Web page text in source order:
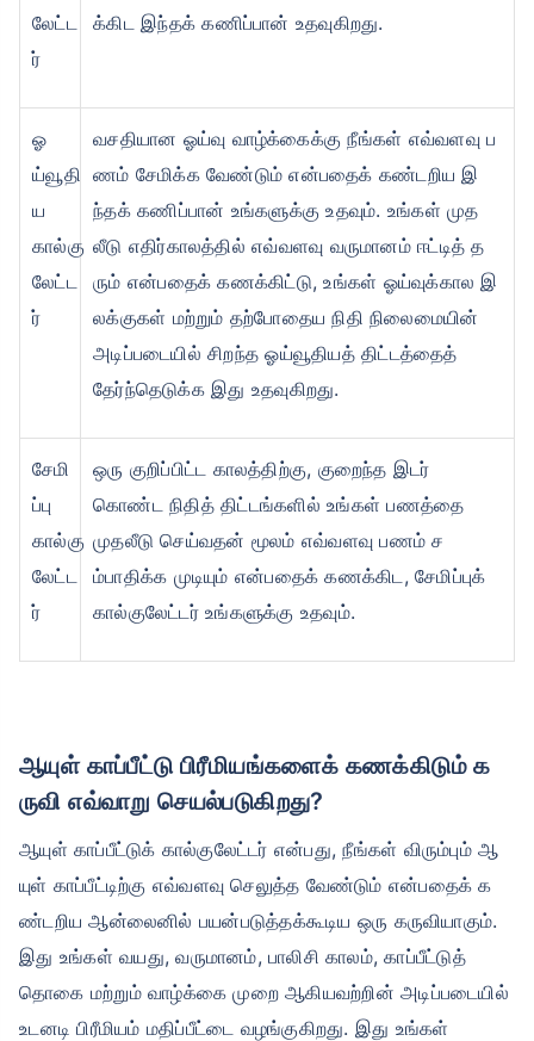
லேட்ட
ர்
க்கிட இந்தக் கணிப்பான் உதவுகிறது.
ஓ
ய்வூதி
ய
கால்கு
லேட்ட
ர்
வசதியான ஓய்வு வாழ்க்கைக்கு நீங்கள் எவ்வளவு ப
ணம் சேமிக்க வேண்டும் என்பதைக் கண்டறிய இ
ந்தக் கணிப்பான் உங்களுக்கு உதவும். உங்கள் முத
லீடு எதிர்காலத்தில் எவ்வளவு வருமானம் ஈட்டித் த
ரும் என்பதைக் கணக்கிட்டு, உங்கள் ஓய்வுக்கால இ
லக்குகள் மற்றும் தற்போதைய நிதி நிலைமையின்
அடிப்படையில் சிறந்த ஓய்வூதியத் திட்டத்தைத்
தேர்ந்தெடுக்க இது உதவுகிறது.
சேமி
ப்பு
கால்கு
லேட்ட
ர்
ஒரு குறிப்பிட்ட காலத்திற்கு, குறைந்த இடர்
கொண்ட நிதித் திட்டங்களில் உங்கள் பணத்தை
முதலீடு செய்வதன் மூலம் எவ்வளவு பணம் ச
ம்பாதிக்க முடியும் என்பதைக் கணக்கிட, சேமிப்புக்
கால்குலேட்டர் உங்களுக்கு உதவும்.
ஆயுள் காப்பீட்டு பிரீமியங்களைக் கணக்கிடும் க
ருவி எவ்வாறு செயல்படுகிறது?
ஆயுள் காப்பீட்டுக் கால்குலேட்டர் என்பது, நீங்கள் விரும்பும் ஆ
யுள் காப்பீட்டிற்கு எவ்வளவு செலுத்த வேண்டும் என்பதைக் க
ண்டறிய ஆன்லைனில் பயன்படுத்தக்கூடிய ஒரு கருவியாகும்.
இது உங்கள் வயது, வருமானம், பாலிசி காலம், காப்பீட்டுத்
தொகை மற்றும் வாழ்க்கை முறை ஆகியவற்றின் அடிப்படையில்
உடனடி பிரீமியம் மதிப்பீட்டை வழங்குகிறது. இது உங்கள்